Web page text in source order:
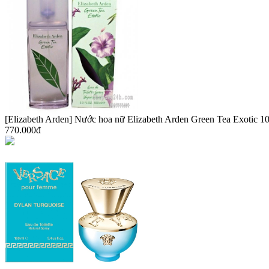
[Elizabeth Arden] Nước hoa nữ Elizabeth Arden Green Tea Exotic
770.000đ